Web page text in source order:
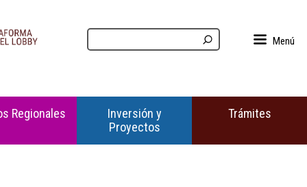
Menú
Regionales
Inversión y
Proyectos
Trámites